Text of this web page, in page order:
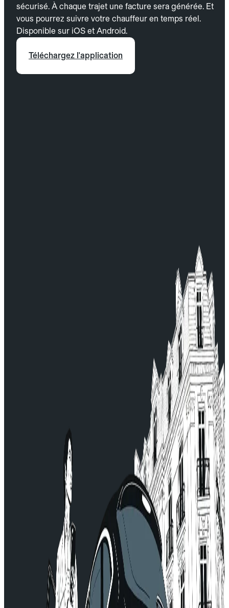
sécurisé. À chaque trajet une facture sera générée. Et
vous pourrez suivre votre chauffeur en temps réel.
Disponible sur iOS et Android.
Téléchargez l'application